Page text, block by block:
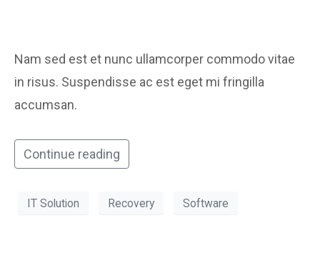
Nam sed est et nunc ullamcorper commodo vitae
in risus. Suspendisse ac est eget mi fringilla
accumsan.
Continue reading
IT Solution Recovery Software